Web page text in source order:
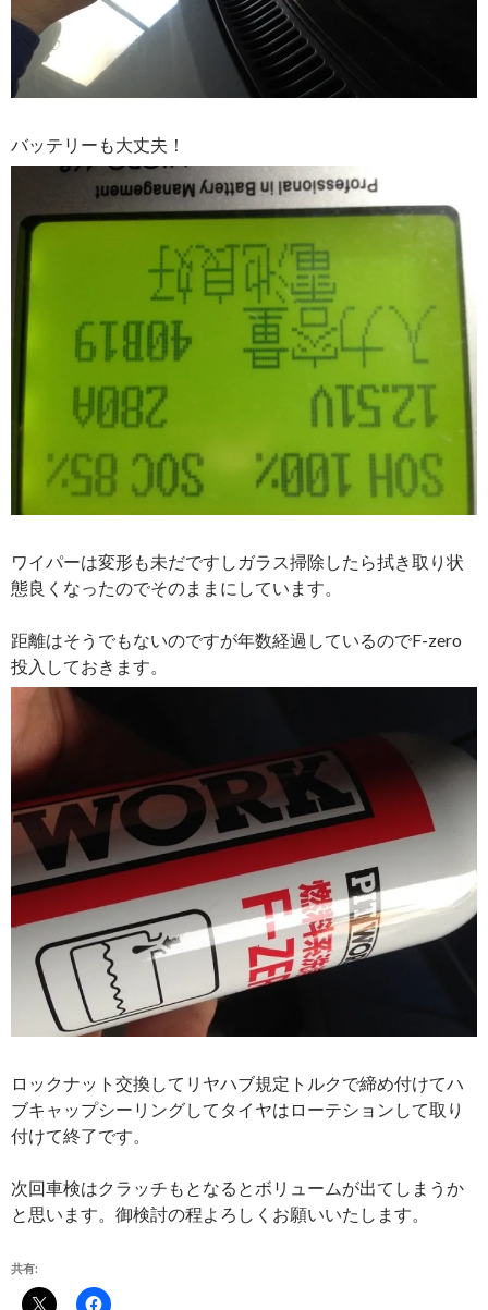
バッテリーも大丈夫！
ワイパーは変形も未だですしガラス掃除したら拭き取り状
態良くなったのでそのままにしています。
距離はそうでもないのですが年数経過しているのでF-zero
投入しておきます。
ロックナット交換してリヤハブ規定トルクで締め付けてハ
ブキャップシーリングしてタイヤはローテションして取り
付けて終了です。
次回車検はクラッチもとなるとボリュームが出てしまうか
と思います。御検討の程よろしくお願いいたします。
共有: